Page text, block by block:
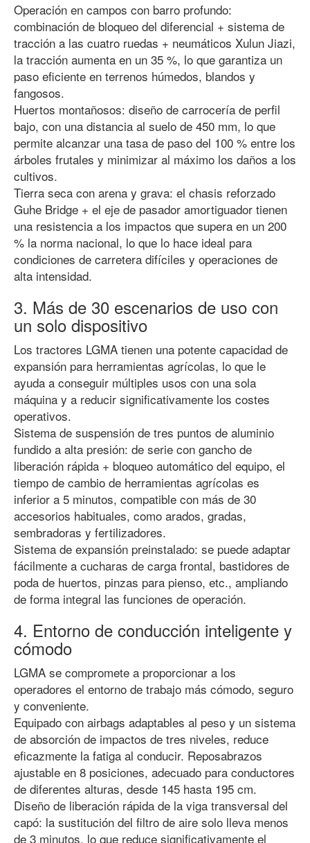
Operación en campos con barro profundo:
combinación de bloqueo del diferencial + sistema de
tracción a las cuatro ruedas + neumáticos Xulun Jiazi,
la tracción aumenta en un 35 %, lo que garantiza un
paso eficiente en terrenos húmedos, blandos y
fangosos.
Huertos montañosos: diseño de carrocería de perfil
bajo, con una distancia al suelo de 450 mm, lo que
permite alcanzar una tasa de paso del 100 % entre los
árboles frutales y minimizar al máximo los daños a los
cultivos.
Tierra seca con arena y grava: el chasis reforzado
Guhe Bridge + el eje de pasador amortiguador tienen
una resistencia a los impactos que supera en un 200
% la norma nacional, lo que lo hace ideal para
condiciones de carretera difíciles y operaciones de
alta intensidad.
3. Más de 30 escenarios de uso con
un solo dispositivo
Los tractores LGMA tienen una potente capacidad de
expansión para herramientas agrícolas, lo que le
ayuda a conseguir múltiples usos con una sola
máquina y a reducir significativamente los costes
operativos.
Sistema de suspensión de tres puntos de aluminio
fundido a alta presión: de serie con gancho de
liberación rápida + bloqueo automático del equipo, el
tiempo de cambio de herramientas agrícolas es
inferior a 5 minutos, compatible con más de 30
accesorios habituales, como arados, gradas,
sembradoras y fertilizadores.
Sistema de expansión preinstalado: se puede adaptar
fácilmente a cucharas de carga frontal, bastidores de
poda de huertos, pinzas para pienso, etc., ampliando
de forma integral las funciones de operación.
4. Entorno de conducción inteligente y
cómodo
LGMA se compromete a proporcionar a los
operadores el entorno de trabajo más cómodo, seguro
y conveniente.
Equipado con airbags adaptables al peso y un sistema
de absorción de impactos de tres niveles, reduce
eficazmente la fatiga al conducir. Reposabrazos
ajustable en 8 posiciones, adecuado para conductores
de diferentes alturas, desde 145 hasta 195 cm.
Diseño de liberación rápida de la viga transversal del
capó: la sustitución del filtro de aire solo lleva menos
de 3 minutos, lo que reduce significativamente el